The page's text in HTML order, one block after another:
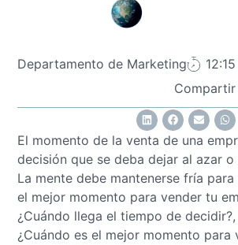
Departamento de Marketing
12:15
Compartir
El momento de la venta de una
decisión que se deba dejar al azar o
La mente debe mantenerse fría
el mejor momento para vender tu
¿Cuándo llega el tiempo de
¿Cuándo es el mejor momento para